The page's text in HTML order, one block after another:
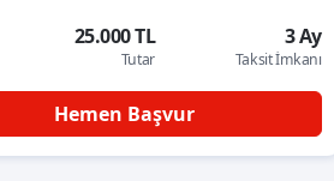
25.000 TL
Tutar
3 Ay
Taksit İmkanı
Hemen Başvur